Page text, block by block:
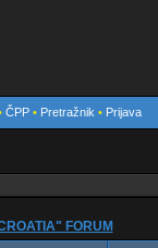
ČPP• Pretražnik • Prijava
FORUM